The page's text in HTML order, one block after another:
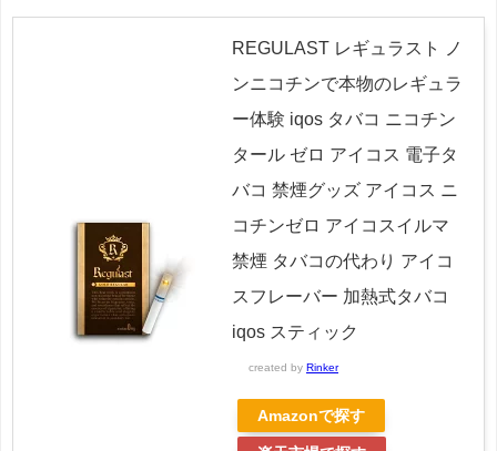
REGULAST レギュラスト ノ
ンニコチンで本物のレギュラ
ー体験 iqos タバコ ニコチン
タール ゼロ アイコス 電子タ
バコ 禁煙グッズ アイコス ニ
コチンゼロ アイコスイルマ
禁煙 タバコの代わり アイコ
スフレーバー 加熱式タバコ
iqos スティック
created by Rinker
Amazonで探す